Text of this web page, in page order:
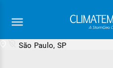
São Paulo, SP